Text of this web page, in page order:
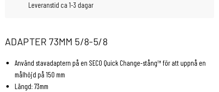
Leveranstid ca 1-3 dagar
ADAPTER 73MM 5/8-5/8
Använd stavadaptern på en SECO Quick Change-stång™ för att uppnå en
målhöjd på 150 mm
Längd: 73mm